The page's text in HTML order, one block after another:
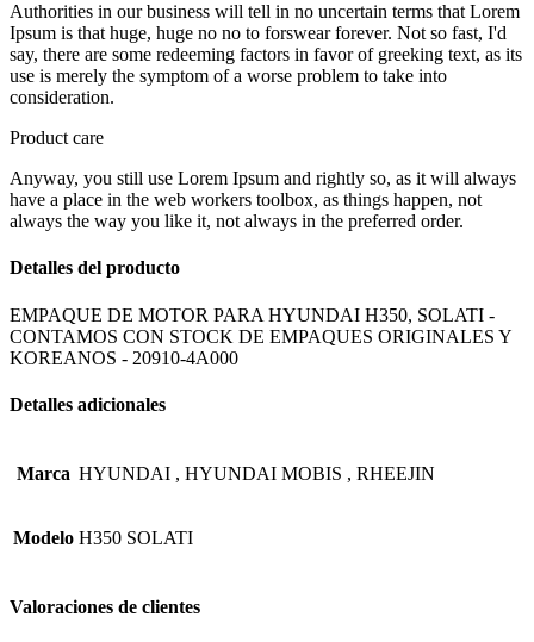
Authorities in our business will tell in no uncertain terms that Lorem
Ipsum is that huge, huge no no to forswear forever. Not so fast, I'd
say, there are some redeeming factors in favor of greeking text, as its
use is merely the symptom of a worse problem to take into
consideration.
Product care
Anyway, you still use Lorem Ipsum and rightly so, as it will always
have a place in the web workers toolbox, as things happen, not
always the way you like it, not always in the preferred order.
Detalles del producto
EMPAQUE DE MOTOR PARA HYUNDAI H350, SOLATI -
CONTAMOS CON STOCK DE EMPAQUES ORIGINALES Y
KOREANOS - 20910-4A000
Detalles adicionales
Marca HYUNDAI , HYUNDAI MOBIS , RHEEJIN
Modelo H350 SOLATI
Valoraciones de clientes